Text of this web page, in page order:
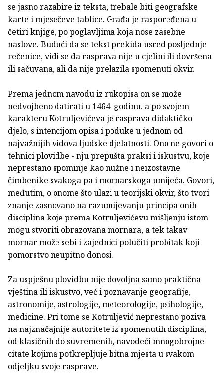
se jasno razabire iz teksta, trebale biti geografske
karte i mjesečeve tablice. Građa je raspoređena u
četiri knjige, po poglavljima koja nose zasebne
naslove. Budući da se tekst prekida usred posljednje
rečenice, vidi se da rasprava nije u cjelini ili dovršena
ili sačuvana, ali da nije prelazila spomenuti okvir.
Prema jednom navodu iz rukopisa on se može
nedvojbeno datirati u 1464. godinu, a po svojem
karakteru Kotruljevićeva je rasprava didaktičko
djelo, s intencijom opisa i poduke u jednom od
najvažnijih vidova ljudske djelatnosti. Ono ne govori o
tehnici plovidbe - nju prepušta praksi i iskustvu, koje
neprestano spominje kao nužne i neizostavne
čimbenike svakoga pa i mornarskoga umijeća. Govori,
međutim, o onome što ulazi u teorijski okvir, što tvori
znanje zasnovano na razumijevanju principa onih
disciplina koje prema Kotruljevićevu mišljenju istom
mogu stvoriti obrazovana mornara, a tek takav
mornar može sebi i zajednici polučiti probitak koji
pomorstvo neupitno donosi.
Za uspješnu plovidbu nije dovoljna samo praktična
vještina ili iskustvo, već i poznavanje geografije,
astronomije, astrologije, meteorologije, psihologije,
medicine. Pri tome se Kotruljević neprestano poziva
na najznačajnije autoritete iz spomenutih disciplina,
od klasičnih do suvremenih, navodeći mnogobrojne
citate kojima potkrepljuje bitna mjesta u svakom
odjeljku svoje rasprave.